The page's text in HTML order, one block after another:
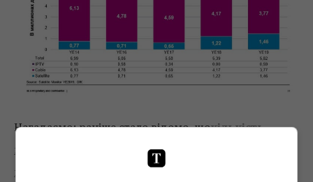
Нагадаємо: раніше стало відомо, щокількість
передплатників стрімінгових сервісів
перевищить 1 млрд до кінця 2020 року.